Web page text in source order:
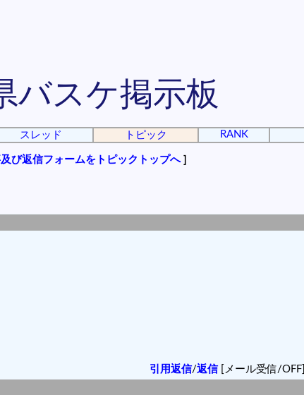
バスケ掲示板
スレッド トピック RANK
び返信フォームをトピックトップへ]
引用返信/返信[メール受信/OFF]